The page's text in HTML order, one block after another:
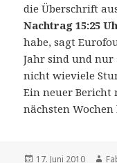
die Überschrift
Nachtrag 15:25
habe, sagt
Jahr sind und nur
nicht wieviele
Ein neuer
nächsten
Veröffentlicht
17. Juni 2010